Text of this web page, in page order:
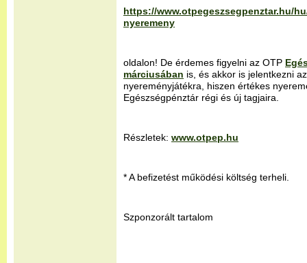
https://www.otpegeszsegpenztar.hu/
nyeremeny
oldalon! De érdemes figyelni az OTP
márciusában is, és akkor is jelentkezni
nyereményjátékra, hiszen értékes
Egészségpénztár régi és új tagjaira.
Részletek: www.otpep.hu
* A befizetést működési költség terheli.
Szponzorált tartalom